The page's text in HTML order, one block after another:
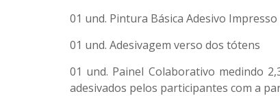
01 und. Pintura Básica Adesivo Impresso
01 und. Adesivagem verso dos tótens
01 und. Painel Colaborativo medindo
adesivados pelos participantes com a